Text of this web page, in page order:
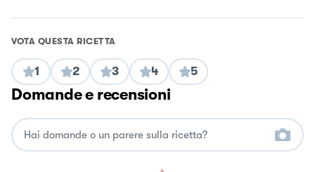
VOTA QUESTA RICETTA
1 2 3 4 5
Domande e recensioni